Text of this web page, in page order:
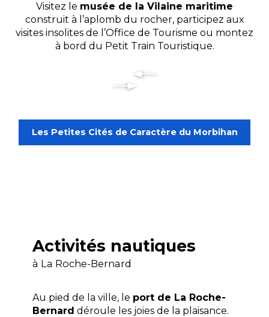
Visitez le musée de la Vilaine maritime
construit à l’aplomb du rocher, participez aux
visites insolites de l’Office de Tourisme ou montez
à bord du Petit Train Touristique.
Les Petites Cités de Caractère du Morbihan
Activités nautiques
à La Roche-Bernard
Au pied de la ville, le port de La Roche-
Bernard déroule les joies de la plaisance.